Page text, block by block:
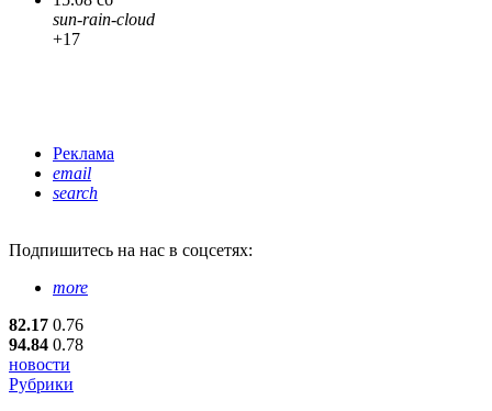
sun-rain-cloud
+17
Реклама
email
search
Подпишитесь на нас в соцсетях:
more
82.17 0.76
94.84 0.78
новости
Рубрики